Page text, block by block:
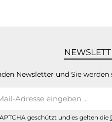
Newsletter und Sie
geschützt und es gelten die